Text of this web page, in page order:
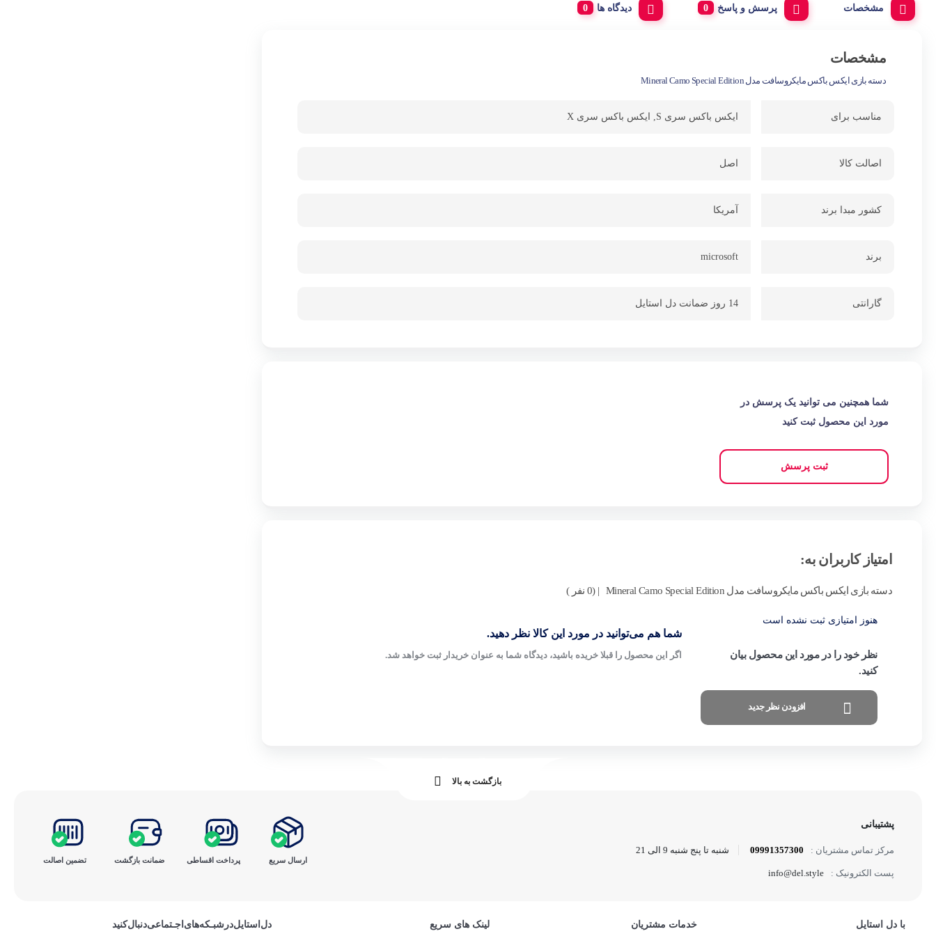
مشخصات پرسش و پاسخ دیدگاه ها
مشخصات
دسته بازی ایکس باکس مایکروسافت مدل Mineral Camo Special Edition
مناسب برای ایکس باکس سری S, ایکس باکس سری X
اصالت کالا اصل
کشور مبدا برند آمریکا
برند microsoft
گارانتی 14 روز ضمانت دل استایل
شما همچنین می توانید یک پرسش در
مورد این محصول ثبت کنید
ثبت پرسش
امتیاز کاربران به:
دسته بازی ایکس باکس مایکروسافت مدل Mineral Camo Special Edition | (0 نفر )
هنوز امتیازی ثبت نشده است
نظر خود را در مورد این محصول بیان
کنید.
افزودن نظر جدید
شما هم می‌توانید در مورد این کالا نظر دهید.
اگر این محصول را قبلا خریده باشید، دیدگاه شما به عنوان خریدار ثبت خواهد شد.
بازگشت به بالا
پشتیبانی
مرکز تماس مشتریان : 09991357300 شنبه تا پنج شنبه 9 الی 21
پست الکترونیک : info@del.style
ارسال سریع پرداخت ‌اقساطی ضمانت بازگشت تضمین اصالت
با دل استایل خدمات مشتریان لینک های سریع دل‌استایل‌در‌‌شبـکه‌های‌اجـتماعی‌دنبال‌کنید